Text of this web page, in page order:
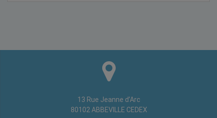
13 Rue Jeanne d’Arc
80102 ABBEVILLE CEDEX